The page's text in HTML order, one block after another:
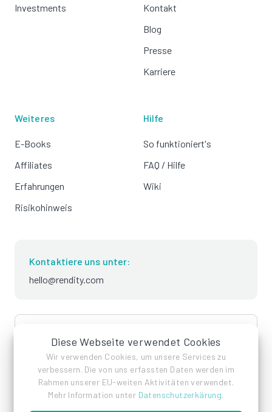
Diese Webseite verwendet Cookies
Wir verwenden Cookies, um unsere Services zu
verbessern. Die von uns erfassten Daten werden im
Rahmen unserer EU-weiten Aktivitäten verwendet.
Mehr Information unter Datenschutzerkärung.
Investments
Kontakt
Blog
Presse
Karriere
Weiteres
E-Books
Affiliates
Erfahrungen
Risikohinweis
Hilfe
So funktioniert's
FAQ / Hilfe
Wiki
Kontaktiere uns unter:
hello@rendity.com
language